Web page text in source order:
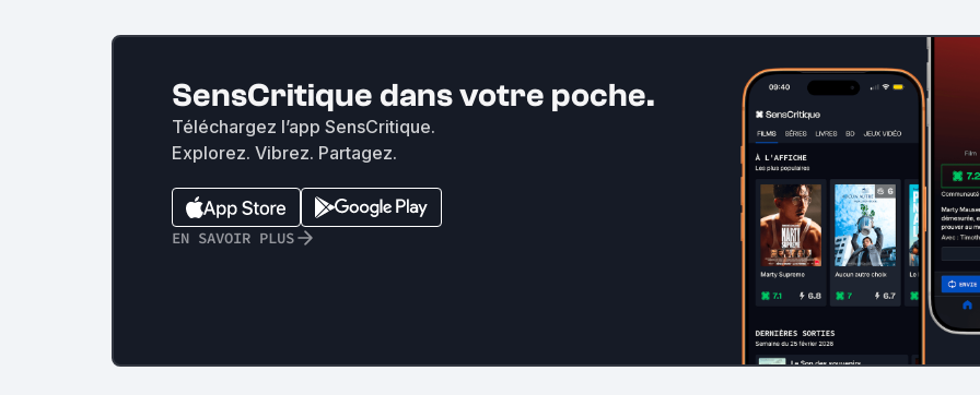
SensCritique dans votre poche.
Téléchargez l’app SensCritique.
Explorez. Vibrez. Partagez.
EN SAVOIR PLUS